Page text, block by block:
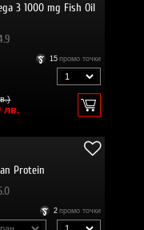
3 1000 mg Fish Oil
15 промо точки
лв.
Protein
2 промо точки